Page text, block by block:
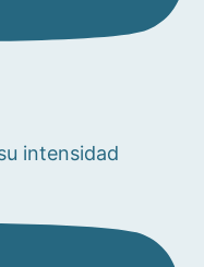
intensidad